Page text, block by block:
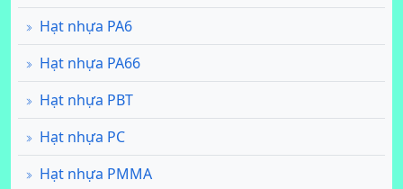
Hạt nhựa PA6
Hạt nhựa PA66
Hạt nhựa PBT
Hạt nhựa PC
Hạt nhựa PMMA